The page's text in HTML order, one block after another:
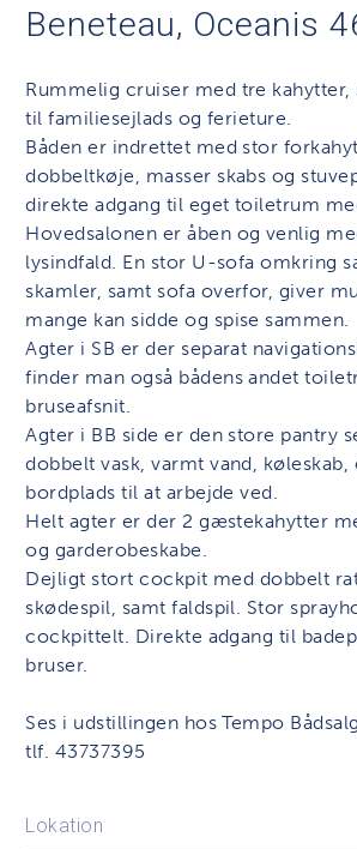
Beneteau, Oceanis
Rummelig cruiser med tre
til familiesejlads og ferieture.
Båden er indrettet med stor
dobbeltkøje, masser skabs og
direkte adgang til eget toiletrum
Hovedsalonen er åben og venlig
lysindfald. En stor U-sofa omkring
skamler, samt sofa overfor, giver
mange kan sidde og spise sammen.
Agter i SB er der separat
finder man også bådens andet
bruseafsnit.
Agter i BB side er den store pantry
dobbelt vask, varmt vand, køleskab,
bordplads til at arbejde ved.
Helt agter er der 2 gæstekahytter
og garderobeskabe.
Dejligt stort cockpit med dobbelt
skødespil, samt faldspil. Stor
cockpittelt. Direkte adgang til
bruser.
Ses i udstillingen hos Tempo
tlf. 43737395
Lokation